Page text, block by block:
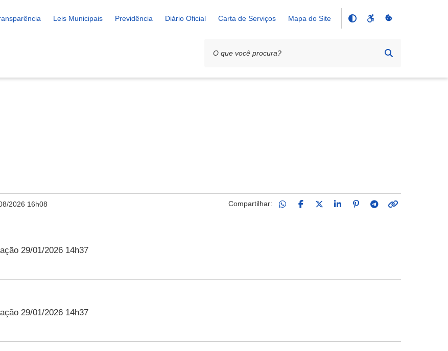
Leis Municipais Previdência Diário Oficial Carta de Serviços Mapa do Site
2026 16h08 Compartilhar:
29/01/2026 14h37
29/01/2026 14h37